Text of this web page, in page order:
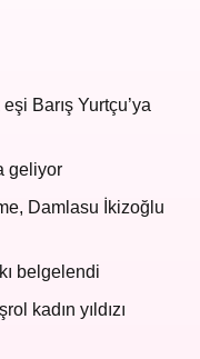
Barış Yurtçu’ya
geliyor
Damlasu İkizoğlu
belgelendi
kadın yıldızı